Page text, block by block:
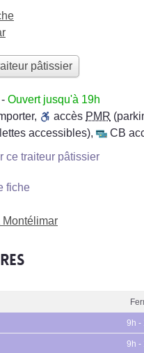
pâtissier
- Ouvert jusqu'à 19h
, accès PMR
accessibles), CB
ce traiteur pâtissier
fiche
Montélimar
9h -
9h -